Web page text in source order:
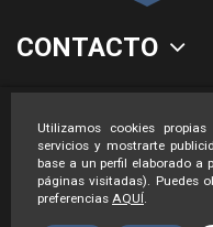
Utilizamos cookies
servicios y mostrarte
base a un perfil elaborado a
páginas visitadas). Puedes
preferencias AQUÍ.
CONTACTO